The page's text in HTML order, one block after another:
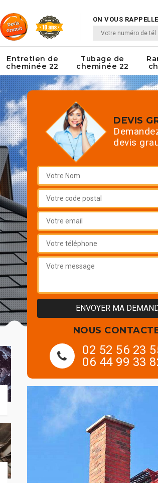
ON VOUS
Entretien de
cheminée 22
Tubage de
cheminée 22
DEVIS
devis
NOUS
02 52 56 23
06 44 99 33